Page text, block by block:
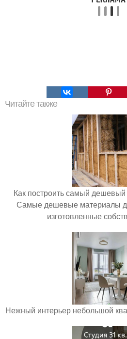
Читайте также
Как построить самый
Самые дешевые материалы
изготовленные
Нежный интерьер небольшой